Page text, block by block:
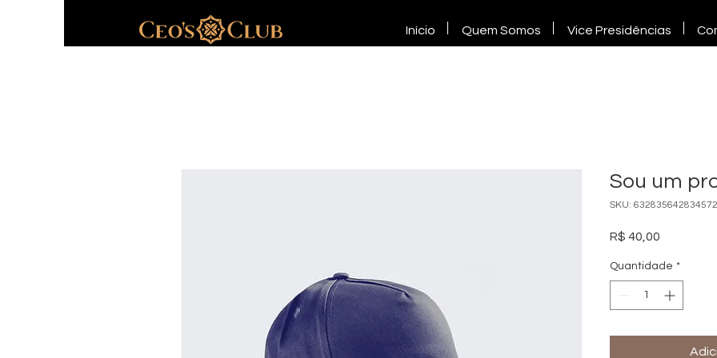
Início Quem Somos Vice Presidências
Sou um
SKU: 632835642834572
R$ 40,00
Quantidade *